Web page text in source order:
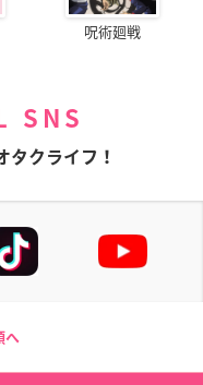
呪術廻戦
SNS
タクライフ！
へ